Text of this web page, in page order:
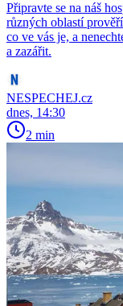
Připravte se na náš
různých oblastí
co ve vás je, a
a zazářit.
NESPECHEJ.cz
dnes, 14:30
2 min